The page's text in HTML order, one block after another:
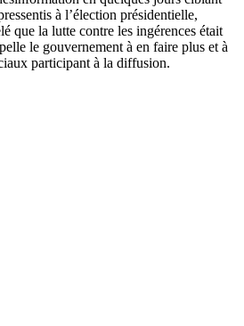
à l’élection présidentielle,
que la lutte contre les ingérences était
le gouvernement à en faire plus et à
participant à la diffusion.